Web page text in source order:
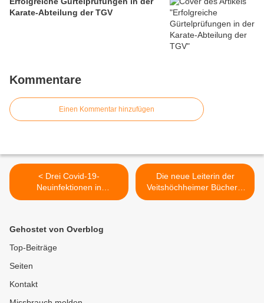
Karate-Abteilung der TGV
Kommentare
Einen Kommentar hinzufügen
< Drei Covid-19-
Neuinfektionen in
Veitshöchheim im Zeitraum
und Landkreis Würzburg
Die neue Leiterin der
Veitshöchheimer Bücherei
im Bahnhof sprüht nur so
Gehostet von Overblog
Top-Beiträge
Seiten
Kontakt